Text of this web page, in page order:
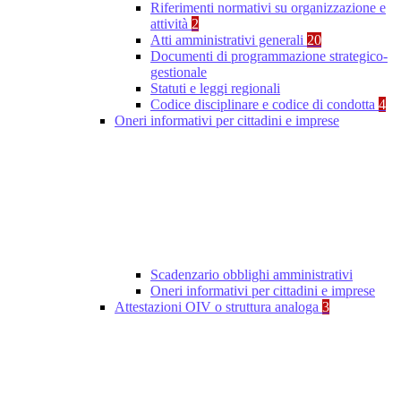
Riferimenti normativi su organizzazione e
attività 2
Atti amministrativi generali 20
Documenti di programmazione strategico-
gestionale
Statuti e leggi regionali
Codice disciplinare e codice di condotta 4
Oneri informativi per cittadini e imprese
Scadenzario obblighi amministrativi
Oneri informativi per cittadini e imprese
Attestazioni OIV o struttura analoga 3